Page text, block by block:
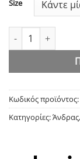
Size
Calvin Klein -
Κωδικός προϊόντος:
Κατηγορίες:Άνδρας,